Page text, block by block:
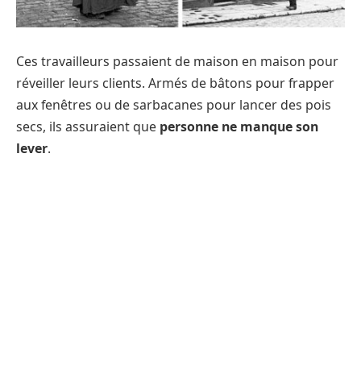
Ces travailleurs passaient de maison en maison pour
réveiller leurs clients. Armés de bâtons pour frapper
aux fenêtres ou de sarbacanes pour lancer des pois
secs, ils assuraient que personne ne manque son
lever.